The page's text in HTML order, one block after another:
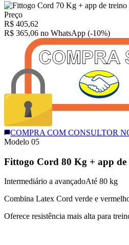
Preço
R$ 405,62
R$ 365,06 no WhatsApp (-10%)
COMPRA COM CONSULTOR
Modelo 05
Fittogo Cord 80 Kg + app
Intermediário a avançadoAté 80 kg
Combina Latex Cord verde e
Oferece resistência mais alta para